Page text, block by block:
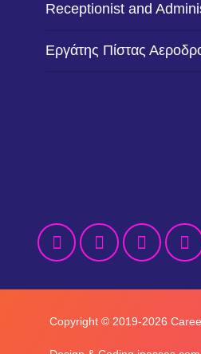
Receptionist and
Εργάτης Πίστας
Copyright © 2019-2026